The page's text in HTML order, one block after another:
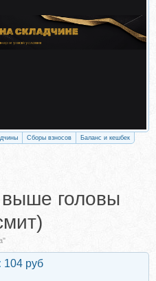
Сборы взносов Баланс и кешбек
головы
104 руб